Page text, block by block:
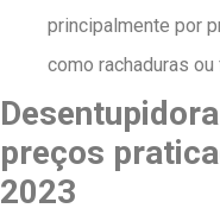
principalmente por
como rachaduras
preços
2023